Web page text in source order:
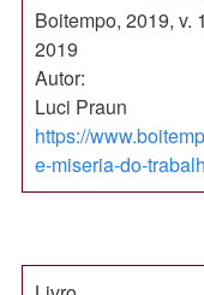
Boitempo, 2019, v.
2019
Autor:
Luci Praun
https://
e-miseria-do-